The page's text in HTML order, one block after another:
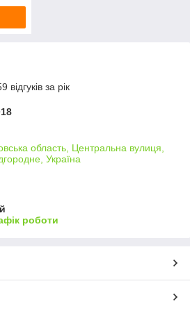
за рік
область, Центральна вулиця,
Україна
роботи